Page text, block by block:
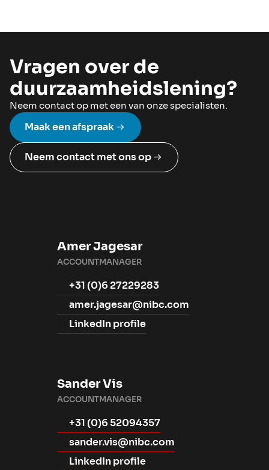
Vragen over de
duurzaamheidslening?
Neem contact op met een van onze specialisten.
Maak een afspraak
Neem contact met ons op
Amer Jagesar
ACCOUNTMANAGER
+31 (0)6 27229283
amer.jagesar@nibc.com
LinkedIn profile
Sander Vis
ACCOUNTMANAGER
+31 (0)6 52094357
sander.vis@nibc.com
LinkedIn profile